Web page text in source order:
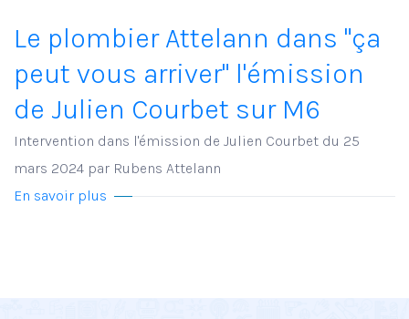
Le plombier Attelann dans "ça
peut vous arriver" l'émission
de Julien Courbet sur M6
Intervention dans l'émission de Julien Courbet du 25
mars 2024 par Rubens Attelann
En savoir plus